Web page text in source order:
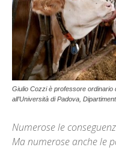
Giulio Cozzi è professore ordinario
all’Università di Padova,
Numerose le
Ma numerose anche le